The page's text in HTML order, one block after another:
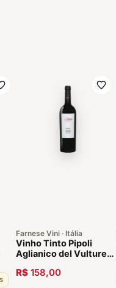
Farnese Vini · Itália
Vinho Tinto Pipoli
Aglianico del Vulture
R$ 158,00